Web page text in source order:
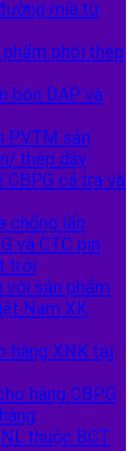
mía từ
phôi thép
bón DAP và
PVTM sản
thép dây
CBPG cá tra và
chống lẩn
và CTC pin
trời
với sản phẩm
Nam XK
hàng XNK tại
hàng CBPG
thuộc BCT